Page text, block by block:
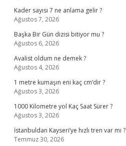
Kader sayısı 7 ne anlama gelir ?
Ağustos 7, 2026
Başka Bir Gün dizisi bitiyor mu ?
Ağustos 6, 2026
Avalist oldum ne demek ?
Ağustos 4, 2026
1 metre kumaşın eni kaç cm’dir ?
Ağustos 3, 2026
1000 Kilometre yol Kaç Saat Sürer ?
Ağustos 3, 2026
İstanbuldan Kayseri’ye hızlı tren var mı ?
Temmuz 30, 2026